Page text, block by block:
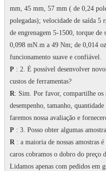
mm, 45 mm, 57 mm ( de 0,24
polegadas); velocidade de saída 5
de engrenagem 5-1500, torque
0,098 mN.m a 49 Nm; de 0,014
funcionamento suave e confiável.
P : 2. É possível desenvolver
custos de ferramentas?
R: Sim. Por favor, compartilhe os
desempenho, tamanho,
faremos nossa avaliação e
P : 3. Posso obter algumas
R: a maioria de nossas amostras
caros cobramos o dobro do preço
Lidamos apenas com pedidos em